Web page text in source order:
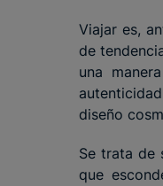
Viajar es,
de
una
diseño
Se trata de
que